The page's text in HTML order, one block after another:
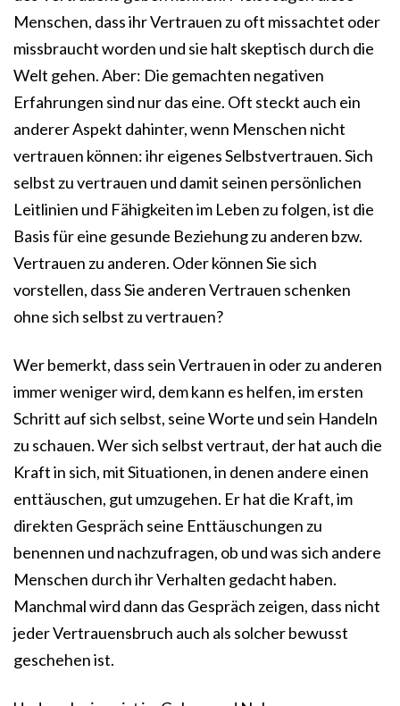
Menschen, dass ihr Vertrauen zu oft missachtet oder
missbraucht worden und sie halt skeptisch durch die
Welt gehen. Aber: Die gemachten negativen
Erfahrungen sind nur das eine. Oft steckt auch ein
anderer Aspekt dahinter, wenn Menschen nicht
vertrauen können: ihr eigenes Selbstvertrauen. Sich
selbst zu vertrauen und damit seinen persönlichen
Leitlinien und Fähigkeiten im Leben zu folgen, ist die
Basis für eine gesunde Beziehung zu anderen bzw.
Vertrauen zu anderen. Oder können Sie sich
vorstellen, dass Sie anderen Vertrauen schenken
ohne sich selbst zu vertrauen?
Wer bemerkt, dass sein Vertrauen in oder zu anderen
immer weniger wird, dem kann es helfen, im ersten
Schritt auf sich selbst, seine Worte und sein Handeln
zu schauen. Wer sich selbst vertraut, der hat auch die
Kraft in sich, mit Situationen, in denen andere einen
enttäuschen, gut umzugehen. Er hat die Kraft, im
direkten Gespräch seine Enttäuschungen zu
benennen und nachzufragen, ob und was sich andere
Menschen durch ihr Verhalten gedacht haben.
Manchmal wird dann das Gespräch zeigen, dass nicht
jeder Vertrauensbruch auch als solcher bewusst
geschehen ist.